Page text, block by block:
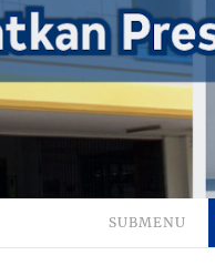
SUBMENU